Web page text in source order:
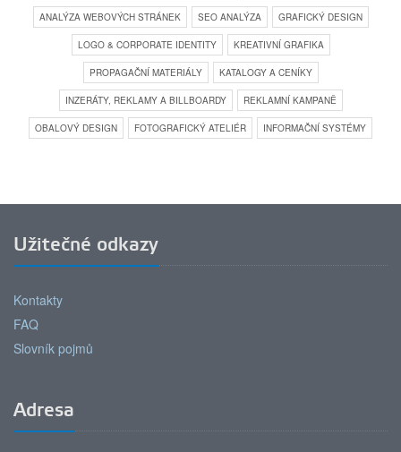
ANALÝZA WEBOVÝCH STRÁNEK SEO ANALÝZA GRAFICKÝ DESIGN
LOGO & CORPORATE IDENTITY KREATIVNÍ GRAFIKA
PROPAGAČNÍ MATERIÁLY KATALOGY A CENÍKY
INZERÁTY, REKLAMY A BILLBOARDY REKLAMNÍ KAMPANĚ
OBALOVÝ DESIGN FOTOGRAFICKÝ ATELIÉR INFORMAČNÍ SYSTÉMY
Užitečné odkazy
Kontakty
FAQ
Slovník pojmů
Adresa